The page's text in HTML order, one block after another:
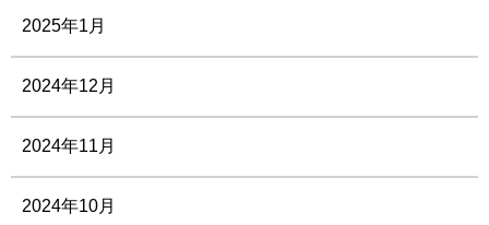
2025年1月
2024年12月
2024年11月
2024年10月